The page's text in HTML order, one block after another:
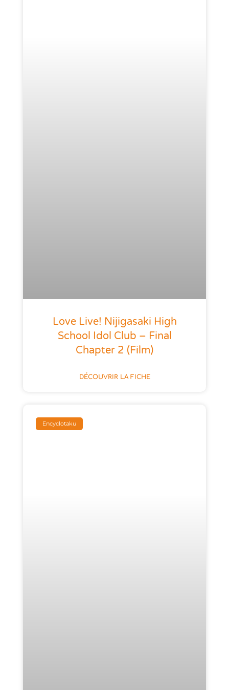
Love Live! Nijigasaki High
School Idol Club – Final
Chapter 2 (Film)
DÉCOUVRIR LA FICHE
Encyclotaku